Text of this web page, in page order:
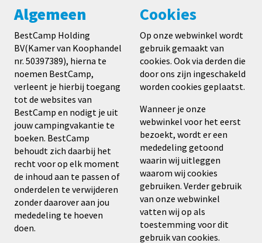
Algemeen
BestCamp Holding
BV(Kamer van Koophandel
nr. 50397389), hierna te
noemen BestCamp,
verleent je hierbij toegang
tot de websites van
BestCamp en nodigt je uit
jouw campingvakantie te
boeken. BestCamp
behoudt zich daarbij het
recht voor op elk moment
de inhoud aan te passen of
onderdelen te verwijderen
zonder daarover aan jou
mededeling te hoeven
doen.
Cookies
Op onze webwinkel wordt
gebruik gemaakt van
cookies. Ook via derden die
door ons zijn ingeschakeld
worden cookies geplaatst.
Wanneer je onze
webwinkel voor het eerst
bezoekt, wordt er een
mededeling getoond
waarin wij uitleggen
waarom wij cookies
gebruiken. Verder gebruik
van onze webwinkel
vatten wij op als
toestemming voor dit
gebruik van cookies.